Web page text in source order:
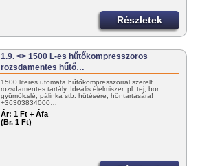
Részletek
1.9. <> 1500 L-es hűtőkompresszoros
rozsdamentes hűtő…
1500 literes utomata hűtőkompresszorral szerelt
rozsdamentes tartály. Ideális élelmiszer, pl. tej, bor,
gyümölcslé, pálinka stb. hűtésére, hőntartására!
+36303834000…
Ár: 1 Ft + Áfa
(Br. 1 Ft)